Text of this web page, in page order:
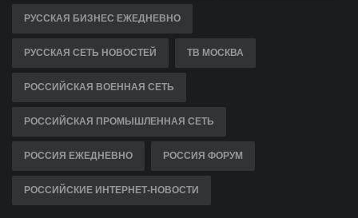
РУССКАЯ БИЗНЕС ЕЖЕДНЕВНО
РУССКАЯ СЕТЬ НОВОСТЕЙ ТВ МОСКВА
РОССИЙСКАЯ ВОЕННАЯ СЕТЬ
РОССИЙСКАЯ ПРОМЫШЛЕННАЯ СЕТЬ
РОССИЯ ЕЖЕДНЕВНО РОССИЯ ФОРУМ
РОССИЙСКИЕ ИНТЕРНЕТ-НОВОСТИ